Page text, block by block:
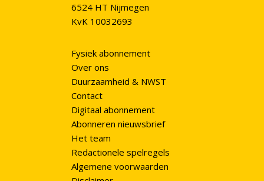
6524 HT Nijmegen
KvK 10032693
Fysiek abonnement
Over ons
Duurzaamheid & NWST
Contact
Digitaal abonnement
Abonneren nieuwsbrief
Het team
Redactionele spelregels
Algemene voorwaarden